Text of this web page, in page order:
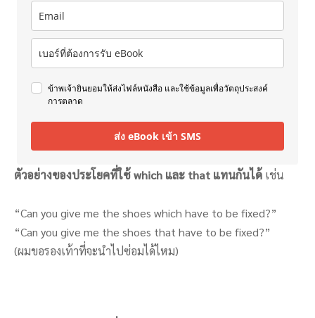
ข้าพเจ้ายินยอมให้ส่งไฟล์หนังสือ และใช้ข้อมูลเพื่อวัตถุประสงค์
การตลาด
ส่ง eBook เข้า SMS
ตัวอย่างของประโยคที่ใช้ which และ that แทนกันได้ เช่น
“Can you give me the shoes which have to be fixed?”
“Can you give me the shoes that have to be fixed?”
(ผมขอรองเท้าที่จะนำไปซ่อมได้ไหม)